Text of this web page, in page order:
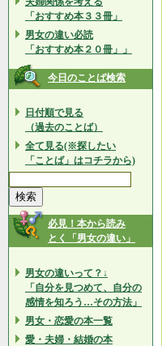
「おすすめ本３３冊」
男女の違い必読
「おすすめ本２０冊」」
今日のことば検索
日付順で見る
（過去のことば）
全て見る(※探したい
「ことば」はコチラから)
必見！本から読み
とく「男女の違い」
男女の違いって？↓
「自分を見つめて、自分の
感情を知ろう…その方法」
男女・恋愛の本一覧
愛・夫婦・結婚の本